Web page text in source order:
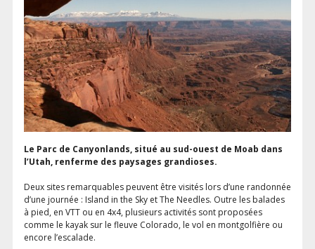
Le Parc de Canyonlands, situé au sud-ouest de Moab dans
l’Utah, renferme des paysages grandioses.
Deux sites remarquables peuvent être visités lors d’une randonnée
d’une journée : Island in the Sky et The Needles. Outre les balades
à pied, en VTT ou en 4x4, plusieurs activités sont proposées
comme le kayak sur le fleuve Colorado, le vol en montgolfière ou
encore l’escalade.